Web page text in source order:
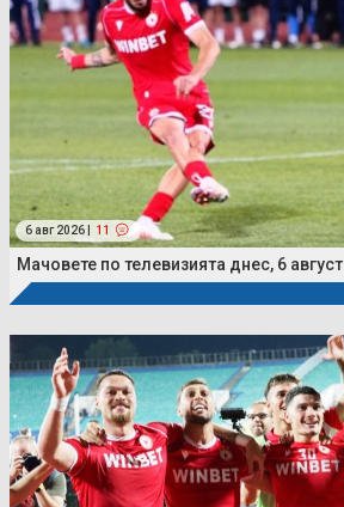
6 авг 2026 | 11
Мачовете по телевизията днес, 6 август